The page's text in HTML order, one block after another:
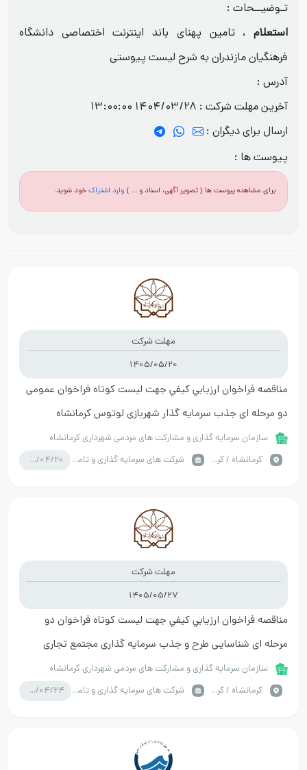
تـوضیــحات :
استعلام ، تامین پهنای باند اینترنت اختصاصی دانشگاه
فرهنگیان مازندران به شرح لیست پیوستی
آدرس :
آخرین مهلت شرکت : 1404/03/28 13:00:00
ارسال برای دیگران :
پیوست ها :
برای مشاهده پیوست ها ( تصویر آگهی، اسناد و ... ) وارد اشتراکخود شوید.
مهلت شرکت
1405/05/20
مناقصه فراخوان ارزيابي کيفي جهت لیست کوتاه فراخوان عمومی
دو مرحله ای جذب سرمایه گذار شهربازی لوتوس کرمانشاه
سازمان سرمایه گذاری و مشارکت های مردمی شهرداری کرمانشاه
كرمانشاه / کرمانشاه
شرکت های سرمایه گذاری و تامین سرمایه 1405/04/20
مهلت شرکت
1405/05/27
مناقصه فراخوان ارزيابي کيفي جهت لیست کوتاه فراخوان دو
مرحله ای شناسایی طرح و جذب سرمایه گذاری مجتمع تجاری
میلادسازمان سرمایه گذاری و مشارکت های مردمی شهرداری کرمانشاه
كرمانشاه / کرمانشاه
شرکت های سرمایه گذاری و تامین سرمایه 1405/04/24